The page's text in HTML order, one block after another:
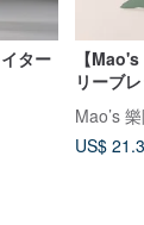
ター
【
リーブ
クスセッ
Mao’s
US$